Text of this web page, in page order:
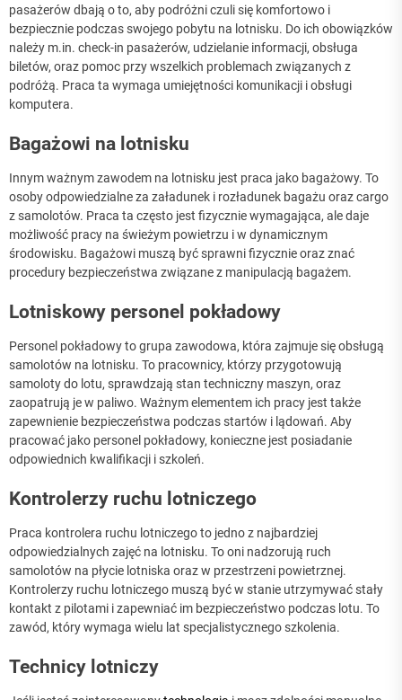
pasażerów dbają o to, aby podróżni czuli się komfortowo i
bezpiecznie podczas swojego pobytu na lotnisku. Do ich obowiązków
należy m.in. check-in pasażerów, udzielanie informacji, obsługa
biletów, oraz pomoc przy wszelkich problemach związanych z
podróżą. Praca ta wymaga umiejętności komunikacji i obsługi
komputera.
Bagażowi na lotnisku
Innym ważnym zawodem na lotnisku jest praca jako bagażowy. To
osoby odpowiedzialne za załadunek i rozładunek bagażu oraz cargo
z samolotów. Praca ta często jest fizycznie wymagająca, ale daje
możliwość pracy na świeżym powietrzu i w dynamicznym
środowisku. Bagażowi muszą być sprawni fizycznie oraz znać
procedury bezpieczeństwa związane z manipulacją bagażem.
Lotniskowy personel pokładowy
Personel pokładowy to grupa zawodowa, która zajmuje się obsługą
samolotów na lotnisku. To pracownicy, którzy przygotowują
samoloty do lotu, sprawdzają stan techniczny maszyn, oraz
zaopatrują je w paliwo. Ważnym elementem ich pracy jest także
zapewnienie bezpieczeństwa podczas startów i lądowań. Aby
pracować jako personel pokładowy, konieczne jest posiadanie
odpowiednich kwalifikacji i szkoleń.
Kontrolerzy ruchu lotniczego
Praca kontrolera ruchu lotniczego to jedno z najbardziej
odpowiedzialnych zajęć na lotnisku. To oni nadzorują ruch
samolotów na płycie lotniska oraz w przestrzeni powietrznej.
Kontrolerzy ruchu lotniczego muszą być w stanie utrzymywać stały
kontakt z pilotami i zapewniać im bezpieczeństwo podczas lotu. To
zawód, który wymaga wielu lat specjalistycznego szkolenia.
Technicy lotniczy